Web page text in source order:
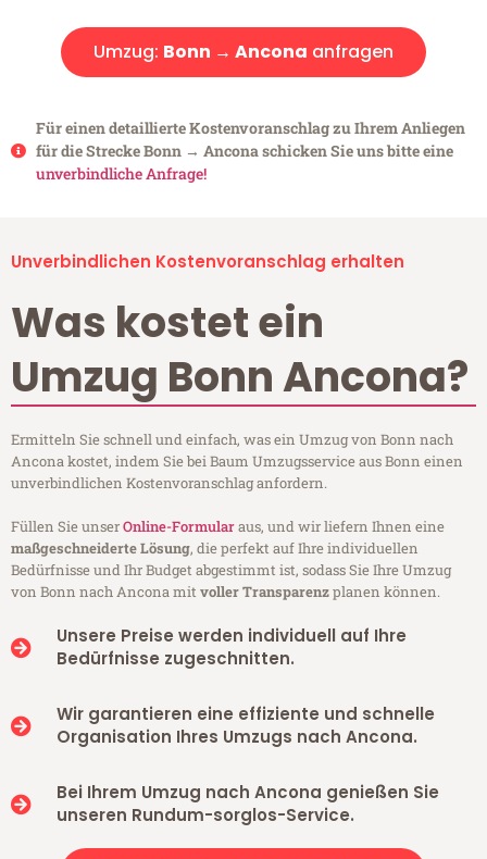
Umzug: Bonn → Ancona anfragen
Für einen detaillierte Kostenvoranschlag zu Ihrem Anliegen
für die Strecke Bonn → Ancona schicken Sie uns bitte eine
unverbindliche Anfrage!
Unverbindlichen Kostenvoranschlag erhalten
Was kostet ein
Umzug Bonn Ancona?
Ermitteln Sie schnell und einfach, was ein Umzug von Bonn nach
Ancona kostet, indem Sie bei Baum Umzugsservice aus Bonn einen
unverbindlichen Kostenvoranschlag anfordern.
Füllen Sie unserOnline-Formularaus, und wir liefern Ihnen eine
maßgeschneiderte Lösung, die perfekt auf Ihre individuellen
Bedürfnisse und Ihr Budget abgestimmt ist, sodass Sie Ihre Umzug
von Bonn nach Ancona mitvoller Transparenzplanen können.
Unsere Preise werden individuell auf Ihre
Bedürfnisse zugeschnitten.
Wir garantieren eine effiziente und schnelle
Organisation Ihres Umzugs nach Ancona.
Bei Ihrem Umzug nach Ancona genießen Sie
unseren Rundum-sorglos-Service.